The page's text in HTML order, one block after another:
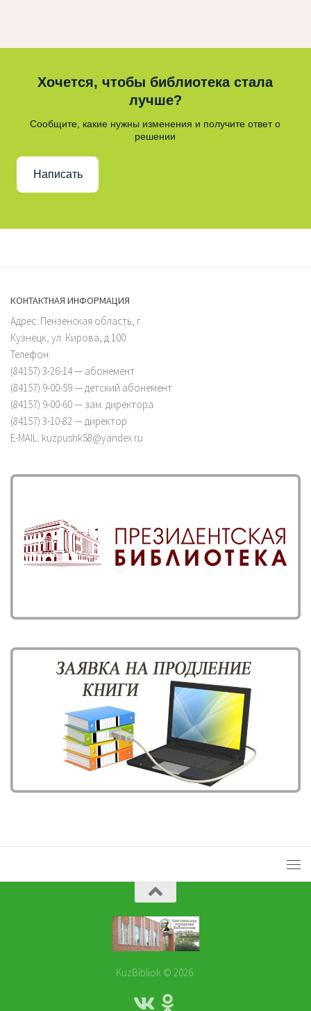
Хочется, чтобы библиотека стала
лучше?
Сообщите, какие нужны изменения и получите ответ о
решении
Написать
КОНТАКТНАЯ ИНФОРМАЦИЯ
Адрес: Пензенская область, г.
Кузнецк, ул. Кирова, д.100
Телефон:
(84157) 3-26-14 — абонемент
(84157) 9-00-59 — детский абонемент
(84157) 9-00-60 — зам. директора
(84157) 3-10-82 — директор
E-MAIL: kuzpushk58@yandex.ru
KuzBibliok © 2026.